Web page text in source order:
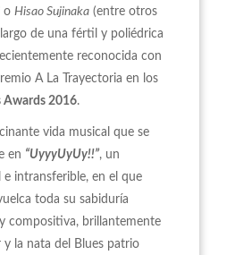
o Hisao Sujinaka (entre otros
de una fértil y poliédrica
reconocida con
A La Trayectoria en los
Awards 2016.
vida musical que se
en “UyyyUyUy!!”, un
intransferible, en el que
toda su sabiduría
compositiva, brillantemente
la nata del Blues patrio